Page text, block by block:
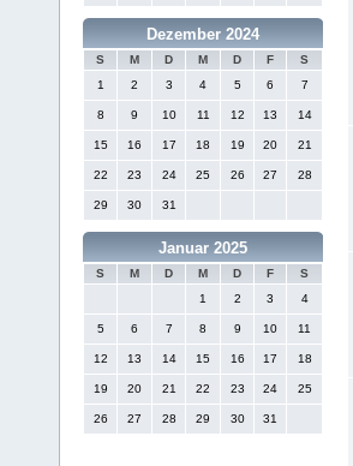
Dezember 2024
S M D M D F
S
1
2 3 4 5 6 7
8 9 10 11 12 13 14
15 16 17 18 19 20 21
22 23 24 25 26 27 28
29 30 31
Januar 2025
S M D M D F
S
1
2 3 4
5 6 7 8 9 10 11
12 13 14 15 16 17 18
19 20 21 22 23 24 25
26 27 28 29 30 31